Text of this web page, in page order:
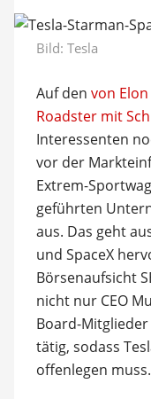
Bild: Tesla
Auf den von
Roadster mit
Interessenten
vor der
Extrem-
geführten
aus. Das geht
und SpaceX
Börsenaufsicht
nicht nur CEO
Board-
tätig, sodass
offenlegen muss.